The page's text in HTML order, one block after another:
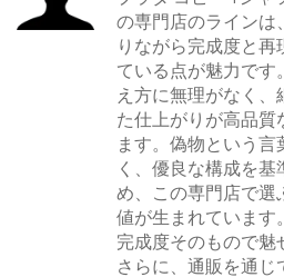
の専門店のラインは
りながら完成度と再
ている点が魅力です
え方に無理がなく
た仕上がりが高品質
ます。偽物という言
く、優良な構成を
め、この専門店で選
値が生まれています
完成度そのもので魅
さらに、通販を通じ